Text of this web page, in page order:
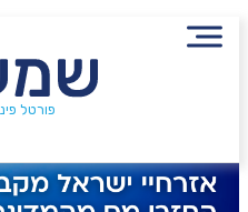
פורטל
הירשמו
שכר ב-6 השנים האחרונות